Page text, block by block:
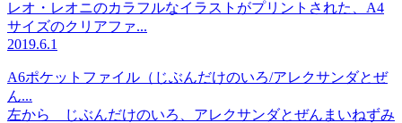
レオ・レオニのカラフルなイラストがプリントされた、A4
サイズのクリアファ...
2019.6.1
A6ポケットファイル（じぶんだけのいろ/アレクサンダとぜ
ん...
左から じぶんだけのいろ、アレクサンダとぜんまいねずみ